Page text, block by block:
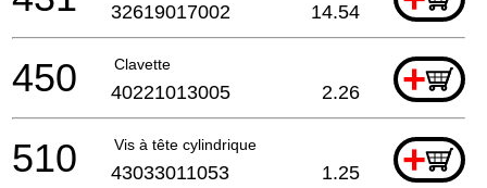
32619017002 14.54
Clavette +
450 40221013005 2.26
Vis à tête cylindrique +
510 43033011053 1.25